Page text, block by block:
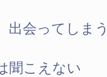
出会ってしま
聞こえない